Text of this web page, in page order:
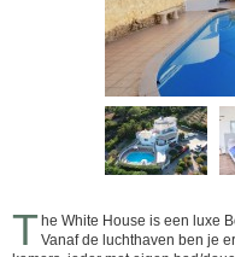
T he White House is een luxe
Vanaf de luchthaven ben je